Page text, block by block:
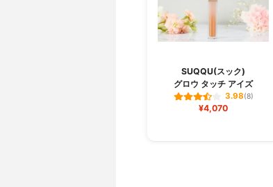
SUQQU(スック)
グロウ タッチ アイズ
3.98(8)
¥4,070